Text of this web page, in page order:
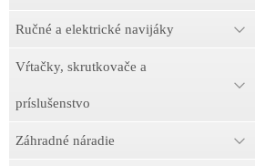
Ručné a elektrické navijáky
Vŕtačky, skrutkovače a
príslušenstvo
Záhradné náradie